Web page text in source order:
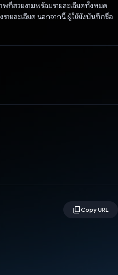
พที่สวยงามพร้อมรายละเอียดทั้งหมด
รายละเอียด นอกจากนี้ ผู้ใช้ยังบันทึกชื่อ